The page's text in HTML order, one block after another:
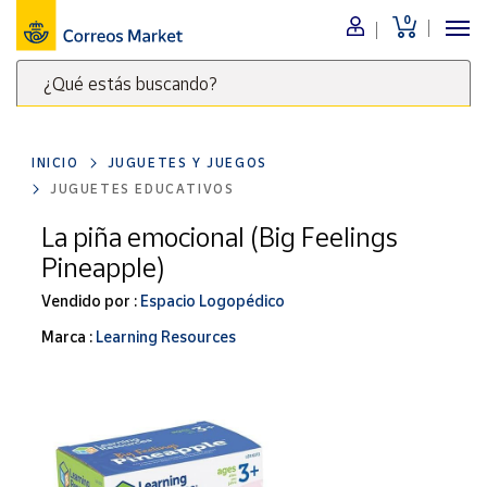
0
¿Qué estás buscando?
clave
para
buscar
productos
Correos
Market
Menú
Nuestro
catálogo
Alimentación
Ocio y cultura
Juguetes y
juegos
Libros y
Tienda de
Correos
INICIO
JUGUETES Y JUEGOS
JUGUETES EDUCATIVOS
La piña emocional (Big Feelings
Pineapple)
Vendido por : Espacio Logopédico
Marca : Learning Resources